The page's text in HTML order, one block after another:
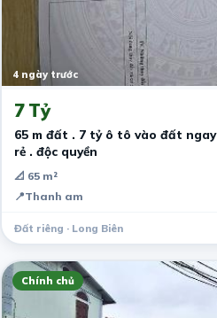
4 ngày trước
7 Tỷ
65 m đất . 7 tỷ ô tô vào đất
rẻ . độc quyền
📐 65 m²
📍Thanh am
Đất riêng · Long Biên
Chính chủ